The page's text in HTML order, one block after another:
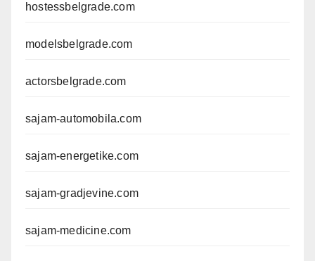
hostessbelgrade.com
modelsbelgrade.com
actorsbelgrade.com
sajam-automobila.com
sajam-energetike.com
sajam-gradjevine.com
sajam-medicine.com